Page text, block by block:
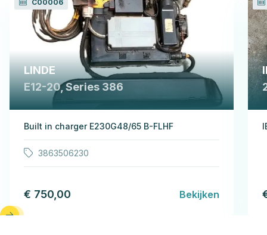
C00006
LINDE
E12-20, Series 386
Built in charger E230G48/65 B-FLHF
3863506230
€ 750,00 Bekijken